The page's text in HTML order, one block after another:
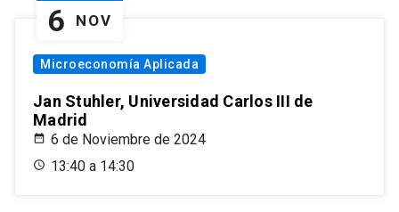
6 NOV
Microeconomía Aplicada
Jan Stuhler, Universidad Carlos III de
Madrid
6 de Noviembre de 2024
13:40 a 14:30